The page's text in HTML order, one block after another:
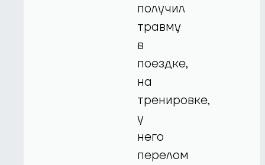
получил
травму
в
поездке,
на
тренировке,
у
него
перелом